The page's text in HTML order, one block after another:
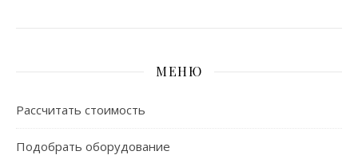
МЕНЮ
Рассчитать стоимость
Подобрать оборудование